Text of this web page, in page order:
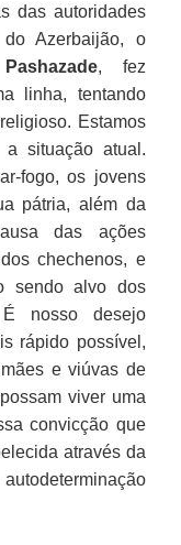
das autoridades
Azerbaijão, o
, fez
linha, tentando
Estamos
a situação atual.
fogo, os jovens
pátria, além da
das ações
chechenos, e
sendo alvo dos
nosso desejo
rápido possível,
e viúvas de
viver uma
convicção que
através da